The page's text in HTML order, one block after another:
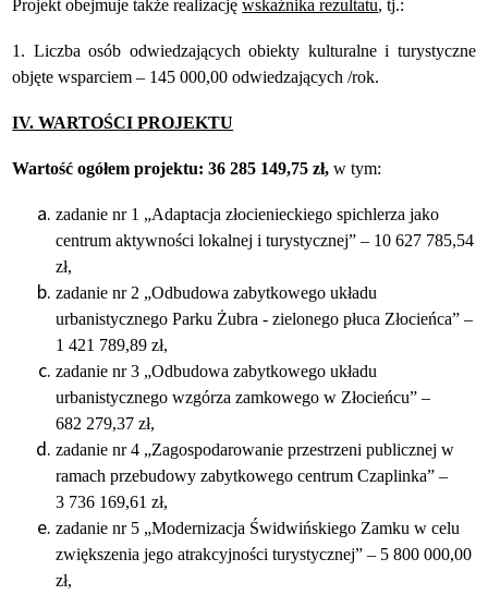
Projekt obejmuje także realizacjęwskaźnika rezultatu, tj.:
1. Liczba osób odwiedzających obiekty kulturalne i turystyczne
objęte wsparciem – 145 000,00 odwiedzających /rok.
IV. WARTOŚCI PROJEKTU
Wartość ogółem projektu: 36 285 149,75 zł,w tym:
zadanie nr 1 „Adaptacja złocienieckiego spichlerza jako
centrum aktywności lokalnej i turystycznej” – 10 627 785,54
zł,
zadanie nr 2 „Odbudowa zabytkowego układu
urbanistycznego Parku Żubra - zielonego płuca Złocieńca” –
1 421 789,89 zł,
zadanie nr 3 „Odbudowa zabytkowego układu
urbanistycznego wzgórza zamkowego w Złocieńcu” –
682 279,37 zł,
zadanie nr 4 „Zagospodarowanie przestrzeni publicznej w
ramach przebudowy zabytkowego centrum Czaplinka” –
3 736 169,61 zł,
zadanie nr 5 „Modernizacja Świdwińskiego Zamku w celu
zwiększenia jego atrakcyjności turystycznej” – 5 800 000,00
zł,